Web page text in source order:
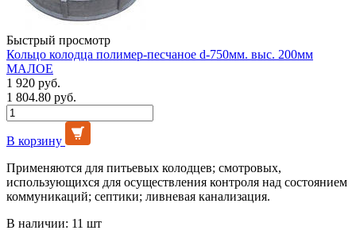
Быстрый просмотр
Кольцо колодца полимер-песчаное d-750мм. выс. 200мм
МАЛОЕ
1 920 руб.
1 804.80 руб.
В корзину
Применяются для питьевых колодцев; смотровых,
использующихся для осуществления контроля над состоянием
коммуникаций; септики; ливневая канализация.
В наличии: 11 шт